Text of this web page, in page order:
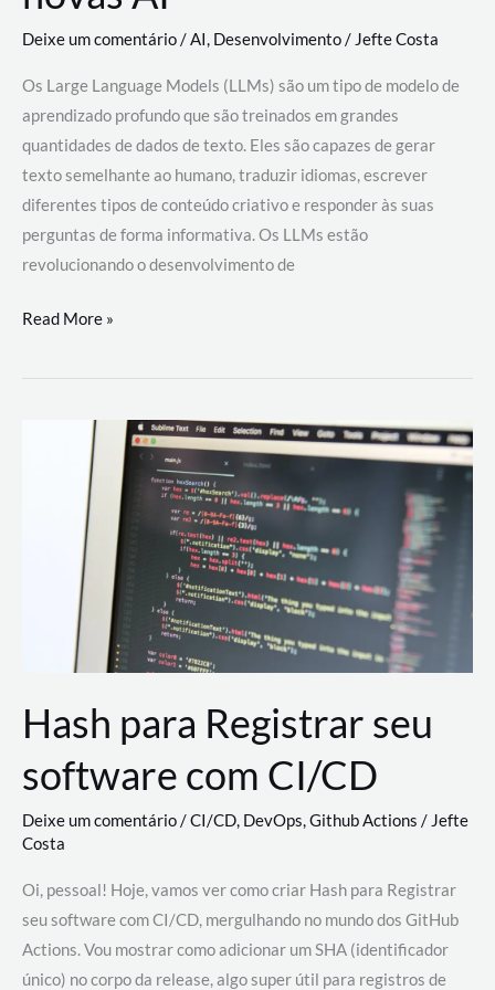
Deixe um comentário/AI, Desenvolvimento/ Jefte Costa
Os Large Language Models (LLMs) são um tipo de modelo de
aprendizado profundo que são treinados em grandes
quantidades de dados de texto. Eles são capazes de gerar
texto semelhante ao humano, traduzir idiomas, escrever
diferentes tipos de conteúdo criativo e responder às suas
perguntas de forma informativa. Os LLMs estão
revolucionando o desenvolvimento de
Large
Models
revolucionando
desenvolvimento
Read More »
Hash para Registrar seu
software com CI/CD
Deixe um comentário/CI/CD, DevOps,Github Actions /Jefte
Costa
Oi, pessoal! Hoje, vamos ver como criar Hash para Registrar
seu software com CI/CD, mergulhando no mundo dos GitHub
Actions. Vou mostrar como adicionar um SHA (identificador
único) no corpo da release, algo super útil para registros de